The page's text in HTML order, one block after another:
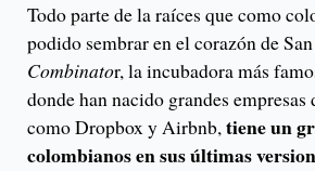
Todo parte de la raíces que como
podido sembrar en el corazón de
Combinator, la incubadora más
donde han nacido grandes
como Dropbox y Airbnb,tiene un
colombianos en sus últimas